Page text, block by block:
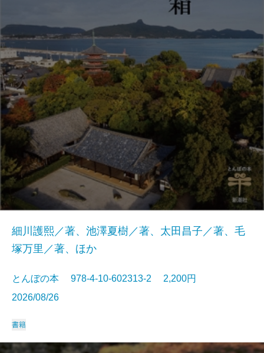
細川護熙／著、池澤夏樹／著、太田昌子／著、毛
塚万里／著、ほか
とんぼの本 978-4-10-602313-2 2,200円
2026/08/26
書籍